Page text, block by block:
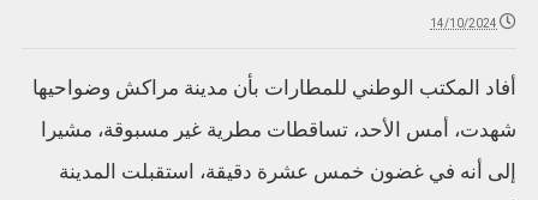
14/10/2024
أفاد المكتب الوطني للمطارات بأن مدينة مراكش وضواحيها
شهدت، أمس الأحد، تساقطات مطرية غير مسبوقة، مشيرا
إلى أنه في غضون خمس عشرة دقيقة، استقبلت المدينة